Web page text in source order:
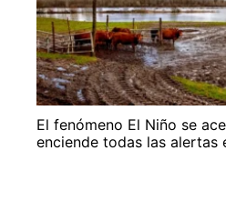
El fenómeno El Niño se
enciende todas las alertas